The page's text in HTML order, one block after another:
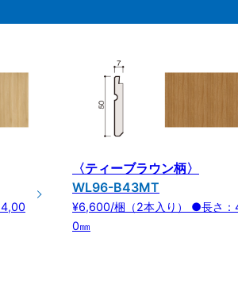
〈ティーブラウン柄〉
WL96-B43MT
¥6,600/梱（2本入り） ●長さ：
0㎜